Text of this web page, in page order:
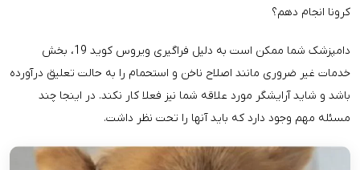
کرونا انجام دهم؟
دامپزشک شما ممکن است به دلیل فراگیری ویروس کوید 19، بخش
خدمات غیر ضروری مانند اصلاح ناخن و استحمام را به حالت تعلیق درآورده
باشد و شاید آرایشگر مورد علاقه شما نیز فعلا کار نکند. در اینجا چند
مسئله مهم وجود دارد که باید آنها را تحت نظر داشت.